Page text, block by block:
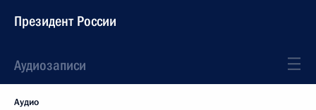
Президент России
Аудиозаписи
Аудио